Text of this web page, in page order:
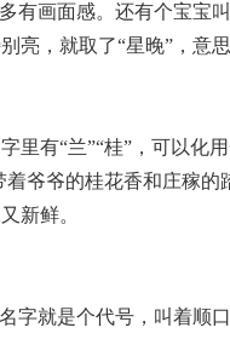
有画面感。还有个宝宝
亮，就取了“星晚”，意
里有“兰”“桂”，可以化
爷爷的桂花香和庄稼的
新鲜。
字就是个代号，叫着顺